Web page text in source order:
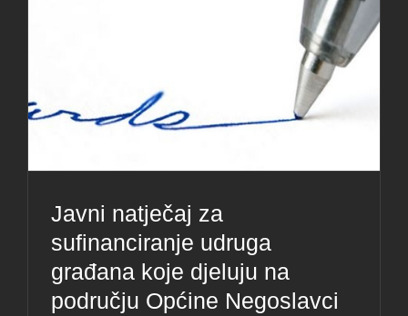
Javni natječaj za
sufinanciranje udruga
građana koje djeluju na
području Općine Negoslavci